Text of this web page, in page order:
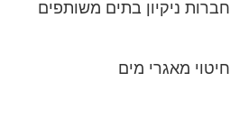
חברות ניקיון בתים משותפים
חיטוי מאגרי מים